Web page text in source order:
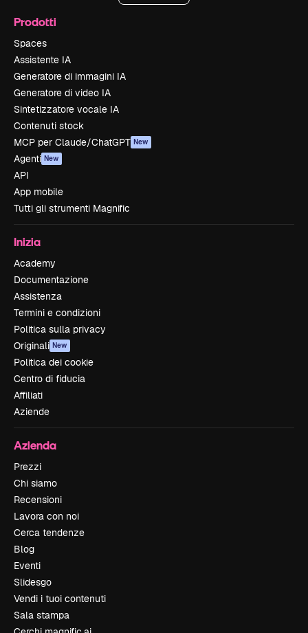
Prodotti
Spaces
Assistente IA
Generatore di immagini IA
Generatore di video IA
Sintetizzatore vocale IA
Contenuti stock
MCP per Claude/ChatGPT New
Agenti New
API
App mobile
Tutti gli strumenti Magnific
Inizia
Academy
Documentazione
Assistenza
Termini e condizioni
Politica sulla privacy
Originali New
Politica dei cookie
Centro di fiducia
Affiliati
Aziende
Azienda
Prezzi
Chi siamo
Recensioni
Lavora con noi
Cerca tendenze
Blog
Eventi
Slidesgo
Vendi i tuoi contenuti
Sala stampa